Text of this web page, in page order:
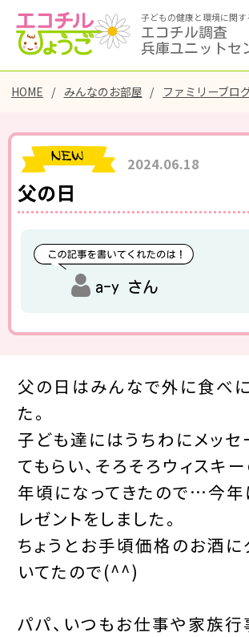
子どもの健康と環境に関
エコチル調査
兵庫ユニットセ
HOME みんなのお部屋 ファミリーブロ
2024.06.18
父の日
a-y さん
父の日はみんなで外に食べ
た。
子ども達にはうちわにメッ
てもらい、そろそろウィスキ
年頃になってきたので…今
レゼントをしました。
ちょうとお手頃価格のお酒に
いてたので(^^)
パパ、いつもお仕事や家族